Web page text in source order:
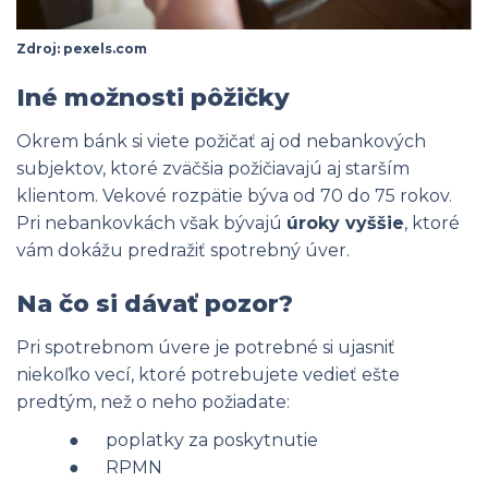
Zdroj: pexels.com
Iné možnosti pôžičky
Okrem bánk si viete požičať aj od nebankových
subjektov, ktoré zväčšia požičiavajú aj starším
klientom. Vekové rozpätie býva od 70 do 75 rokov.
Pri nebankovkách však bývajú úroky vyššie, ktoré
vám dokážu predražiť spotrebný úver.
Na čo si dávať pozor?
Pri spotrebnom úvere je potrebné si ujasniť
niekoľko vecí, ktoré potrebujete vedieť ešte
predtým, než o neho požiadate:
● poplatky za poskytnutie
● RPMN